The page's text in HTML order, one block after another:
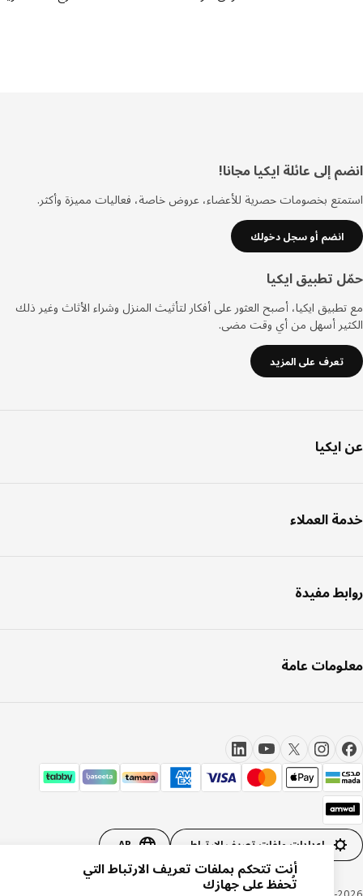
إلى عائلة ايكيا مجانا!
بخصومات حصرية للأعضاء، عروض خاصة، فعاليات مميزة وأكثر.
انضم أو سجل دخولك
تطبيق ايكيا
ايكيا، أصبح العثور على أفكار لتأثيث المنزل وشراء الأثاث وغير ذلك
أسهل من أي وقت مضى.
تعرف على المزيد
العملاء
مفيدة
عامة
إعدادات ملفات تعريف الارتباط AR
أنت تتحكم بملفات تعريف الارتباط التي
تُحفظ على جهازك